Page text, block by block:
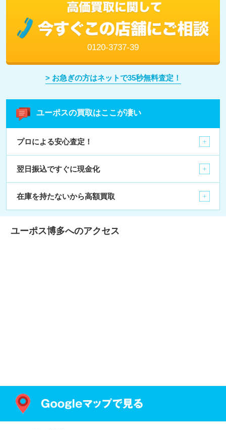
0120-3737-39
> お急ぎの方はネットで35秒無料査定！
ユーポスの買取はここが凄い
プロによる安心査定！
翌日振込ですぐに現金化
在庫を持たないから高額買取
ユーポス博多へのアクセス